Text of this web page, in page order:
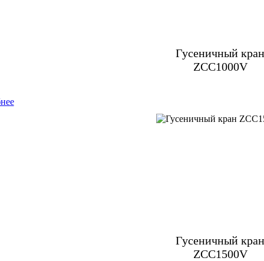
Гусеничный
ZCC1000V
Гусеничный
ZCC1500V